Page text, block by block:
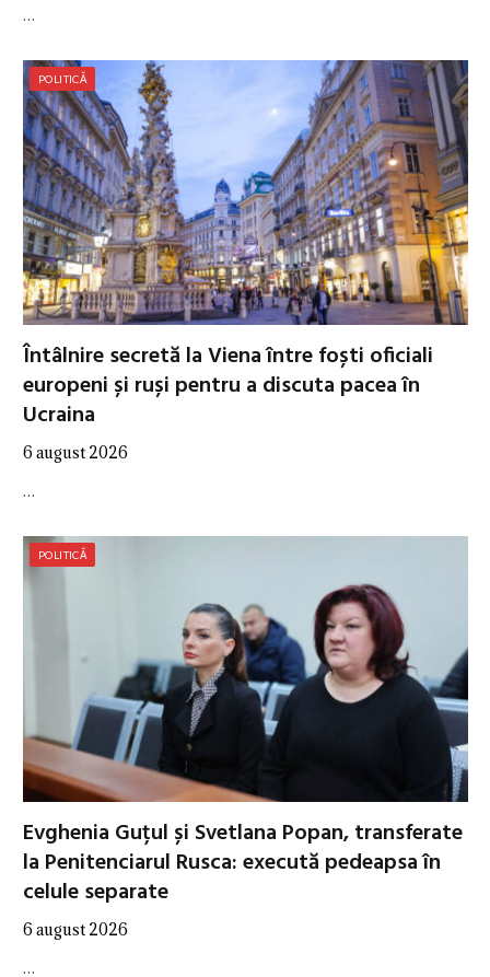
…
POLITICĂ
Întâlnire secretă la Viena între foști oficiali
europeni și ruși pentru a discuta pacea în
Ucraina
6 august 2026
…
POLITICĂ
Evghenia Guțul și Svetlana Popan, transferate
la Penitenciarul Rusca: execută pedeapsa în
celule separate
6 august 2026
…